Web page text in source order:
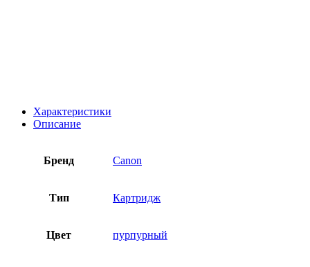
Характеристики
Описание
Бренд Canon
Тип Картридж
Цвет пурпурный